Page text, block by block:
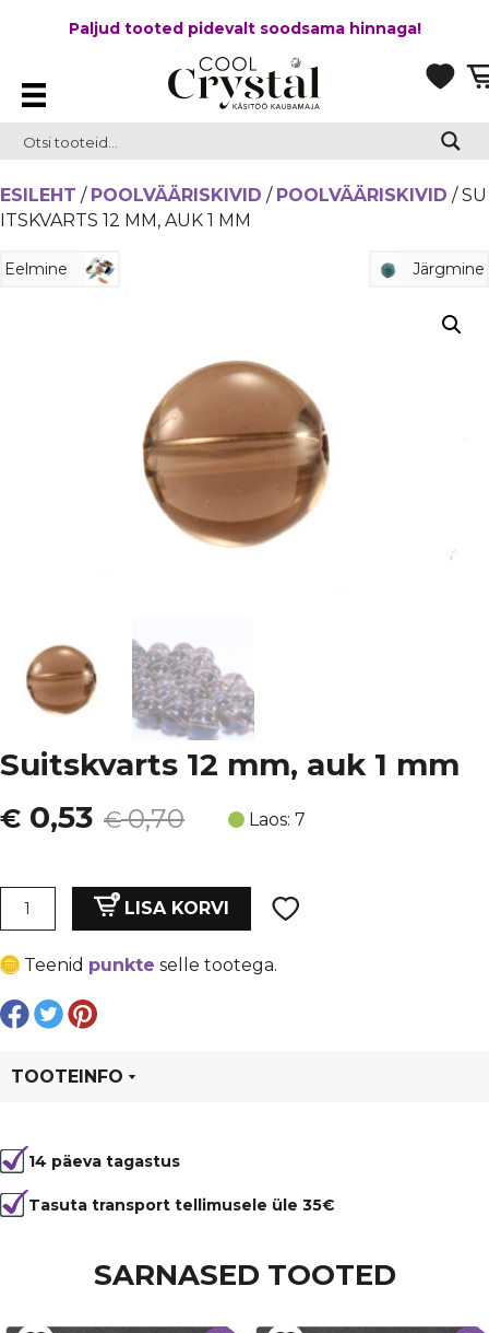
Paljud tooted pidevalt soodsama hinnaga!
ESILEHT / POOLVÄÄRISKIVID / POOLVÄÄRISKIVID / SU
ITSKVARTS 12 MM, AUK 1 MM
Eelmine Järgmine
Suitskvarts 12 mm, auk 1 mm
€0,70
Algne
oli:
€ 0,70.
€ 0,53
Current
is:
€ 0,53.
Laos: 7
Suitskvarts
auk
1
mm
LISA KORVI
Teenid punkte selle tootega.
TOOTEINFO
Värvus
Pruun
Kuju
ümmargune
Kvarts
14 päeva tagastus
Tasuta transport tellimusele üle 35€
SARNASED TOOTED